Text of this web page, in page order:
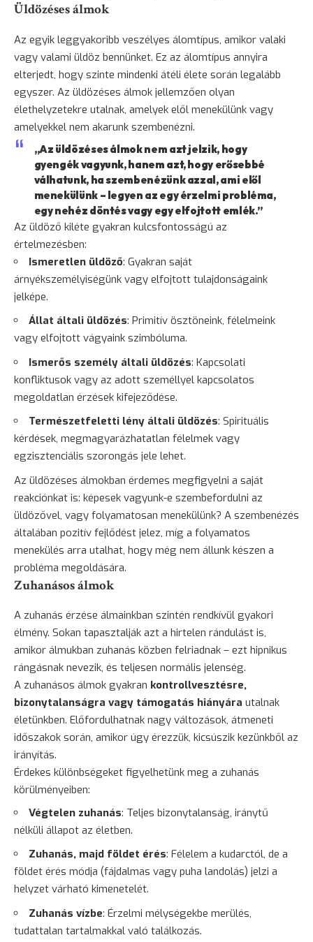
Üldözéses álmok
Az egyik leggyakoribb veszélyes álomtípus, amikor valaki
vagy valami üldöz bennünket. Ez az álomtípus annyira
elterjedt, hogy szinte mindenki átéli élete során legalább
egyszer. Az üldözéses álmok jellemzően olyan
élethelyzetekre utalnak, amelyek elől menekülünk vagy
amelyekkel nem akarunk szembenézni.
„Az üldözéses álmok nem azt jelzik, hogy
gyengék vagyunk, hanem azt, hogy erősebbé
válhatunk, ha szembenézünk azzal, ami elől
menekülünk – legyen az egy érzelmi probléma,
egy nehéz döntés vagy egy elfojtott emlék.”
Az üldöző kiléte gyakran kulcsfontosságú az
értelmezésben:
Ismeretlen üldöző: Gyakran saját
árnyékszemélyiségünk vagy elfojtott tulajdonságaink
jelképe.
Állat általi üldözés: Primitív ösztöneink, félelmeink
vagy elfojtott vágyaink szimbóluma.
Ismerős személy általi üldözés: Kapcsolati
konfliktusok vagy az adott személlyel kapcsolatos
megoldatlan érzések kifejeződése.
Természetfeletti lény általi üldözés: Spirituális
kérdések, megmagyarázhatatlan félelmek vagy
egzisztenciális szorongás jele lehet.
Az üldözéses álmokban érdemes megfigyelni a saját
reakciónkat is: képesek vagyunk-e szembefordulni az
üldözővel, vagy folyamatosan menekülünk? A szembenézés
általában pozitív fejlődést jelez, míg a folyamatos
menekülés arra utalhat, hogy még nem állunk készen a
probléma megoldására.
Zuhanásos álmok
A zuhanás érzése álmainkban szintén rendkívül gyakori
élmény. Sokan tapasztalják azt a hirtelen rándulást is,
amikor álmukban zuhanás közben felriadnak – ezt hipnikus
rángásnak nevezik, és teljesen normális jelenség.
A zuhanásos álmok gyakran kontrollvesztésre,
bizonytalanságra vagy támogatás hiányára utalnak
életünkben. Előfordulhatnak nagy változások, átmeneti
időszakok során, amikor úgy érezzük, kicsúszik kezünkből az
irányítás.
Érdekes különbségeket figyelhetünk meg a zuhanás
körülményeiben:
Végtelen zuhanás: Teljes bizonytalanság, iránytű
nélküli állapot az életben.
Zuhanás, majd földet érés: Félelem a kudarctól, de a
földet érés módja (fájdalmas vagy puha landolás) jelzi a
helyzet várható kimenetelét.
Zuhanás vízbe: Érzelmi mélységekbe merülés,
tudattalan tartalmakkal való találkozás.